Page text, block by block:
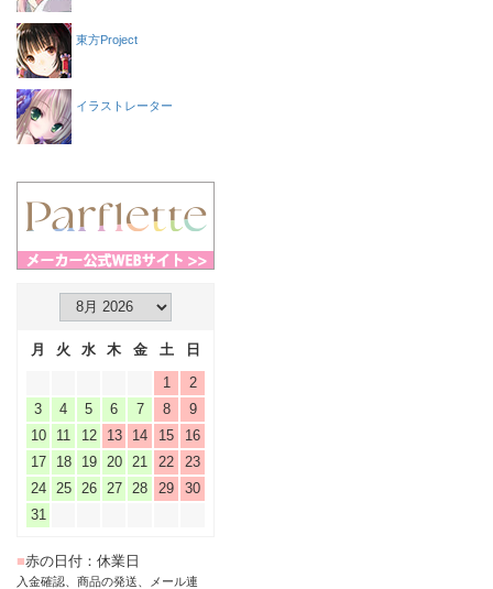
東方Project
イラストレーター
月 火 水 木 金 土
日
1
2
3
4 5 6 7 8
9
10
11 12 13 14 15
16
17
18 19 20 21 22
23
24
25 26 27 28 29
30
31
■赤の日付：休業日
入金確認、商品の発送、メール連